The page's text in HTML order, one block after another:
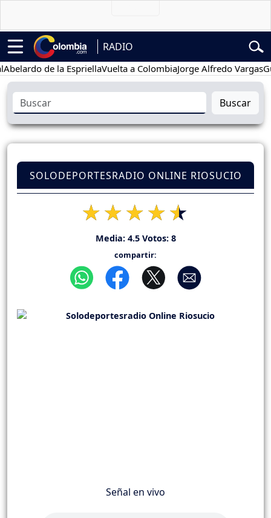
RADIO
de la EspriellaVuelta a ColombiaJorge Alfredo Vargas
Buscar
SOLODEPORTESRADIO ONLINE RIOSUCIO
Media: 4.5Votos: 8
compartir:
Señal en vivo